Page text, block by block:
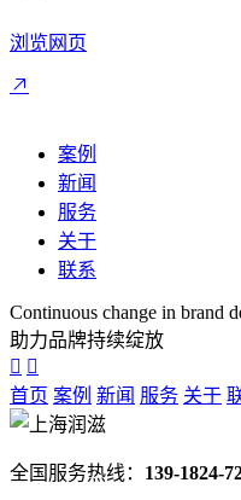
浏览网页
案例
新闻
服务
关于
联系
Continuous change in brand
助力品牌持续绽放
首页 案例 新闻 服务 关于
全国服务热线： 139-1824-